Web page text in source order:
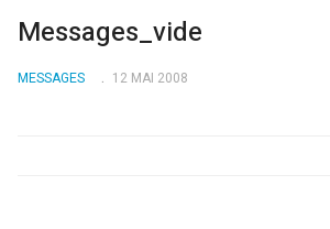
Messages_vide
MESSAGES 12 MAI 2008